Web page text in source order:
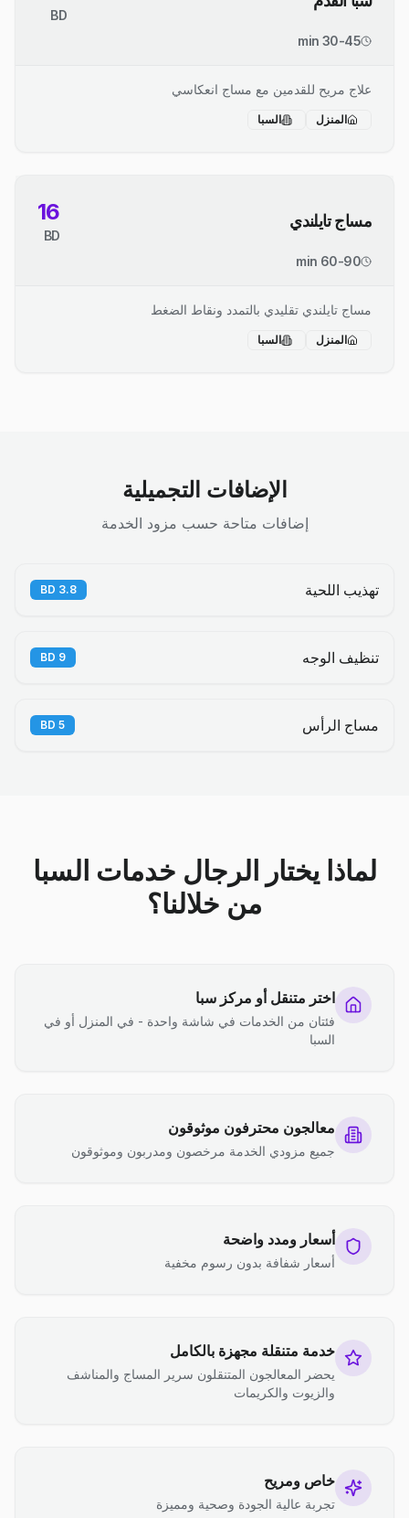
BD
30-45 min
علاج مريح للقدمين مع مساج انعكاسي
المنزل السبا
مساج تايلندي 16
BD
60-90 min
مساج تايلندي تقليدي بالتمدد ونقاط الضغط
المنزل السبا
الإضافات التجميلية
إضافات متاحة حسب مزود الخدمة
تهذيب اللحية 3.8
BD
تنظيف الوجه 9
BD
مساج الرأس 5
BD
لماذا يختار الرجال خدمات السبا
من خلالنا؟
اختر متنقل أو مركز سبا
فئتان من الخدمات في شاشة واحدة - في المنزل أو في
السبا
معالجون محترفون موثوقون
جميع مزودي الخدمة مرخصون ومدربون وموثوقون
أسعار ومدد واضحة
أسعار شفافة بدون رسوم مخفية
خدمة متنقلة مجهزة بالكامل
يحضر المعالجون المتنقلون سرير المساج والمناشف
والزيوت والكريمات
خاص ومريح
تجربة عالية الجودة وصحية ومميزة